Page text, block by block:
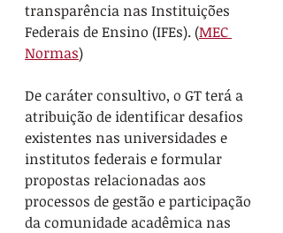
transparência nas Instituições
Federais de Ensino (IFEs). (MEC
Normas)
De caráter consultivo, o GT terá a
atribuição de identificar desafios
existentes nas universidades e
institutos federais e formular
propostas relacionadas aos
processos de gestão e participação
da comunidade acadêmica nas